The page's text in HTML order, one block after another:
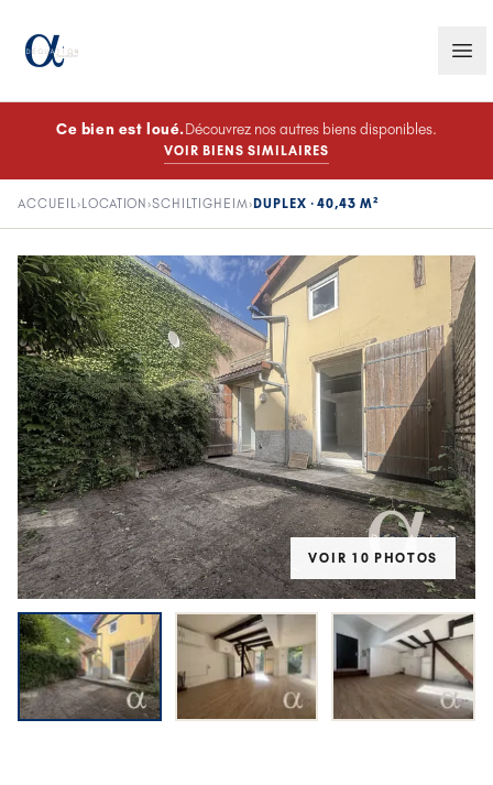
Ce bien est loué.Découvrez nos autres biens disponibles.
VOIR BIENS SIMILAIRES
ACCUEIL› LOCATION›SCHILTIGHEIM› DUPLEX · 40,43 M²
LOUÉ
VOIR 10 PHOTOS